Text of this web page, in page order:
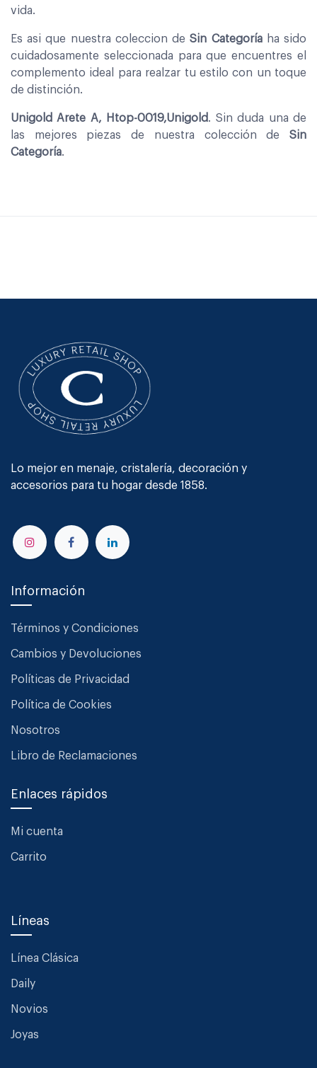
vida.
Es asi que nuestra coleccion deSin Categoríaha sido
cuidadosamente seleccionada para que encuentres el
complemento ideal para realzar tu estilo con un toque
de distinción.
Unigold Arete A, Htop-0019,Unigold. Sin duda una de
las mejores piezas de nuestra colección de Sin
Categoría.
Lo mejor en menaje, cristalería, decoración y
accesorios para tu hogar desde 1858.
Información
Términos y Condiciones
Cambios y Devoluciones
Políticas de Privacidad
Política de Cookies
Nosotros
Libro de Reclamaciones
Enlaces rápidos
Mi cuenta
Carrito
Líneas
Línea Clásica
Daily
Novios
Joyas